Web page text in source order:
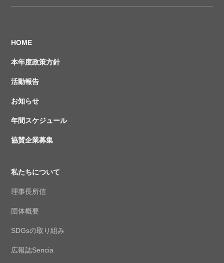
HOME
本年度政策方針
活動報告
お知らせ
年間スケジュール
協賛企業募集
私たちについて
理事長所信
団体概要
SDGsの取り組み
広報誌Sencia